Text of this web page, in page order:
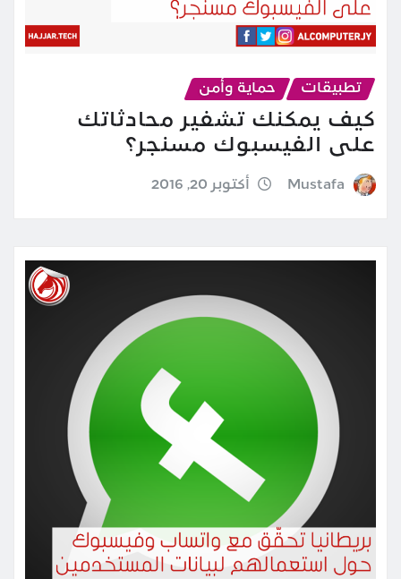
تطبيقات حماية وأمن
كيف يمكنك تشفير محادثاتك
على الفيسبوك مسنجر؟
Mustafa أكتوبر 20, 2016